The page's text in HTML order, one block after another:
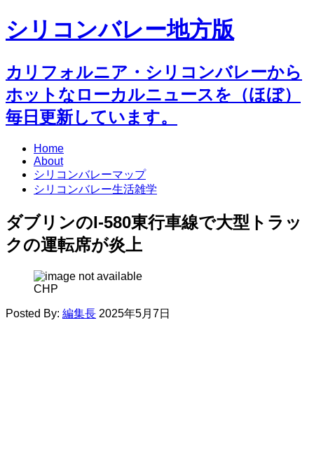
シリコンバレー地方版
カリフォルニア・シリコンバレーから
ホットなローカルニュースを（ほぼ）
毎日更新しています。
Home
About
シリコンバレーマップ
シリコンバレー生活雑学
ダブリンのI-580東行車線で大型トラッ
クの運転席が炎上
CHP
Posted By: 編集長 2025年5月7日